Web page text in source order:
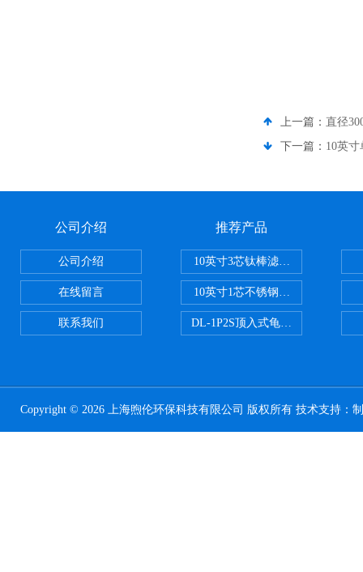
上一篇： 直径
下一篇： 10英
公司介绍
公司介绍
在线留言
联系我们
推荐产品
10英寸3芯钛棒滤芯过滤器
10英寸1芯不锈钢钛棒过滤器
DL-1P2S顶入式龟背过滤器
Copyright © 2026 上海煦伦环保科技有限公司 版权所有 技术支持：